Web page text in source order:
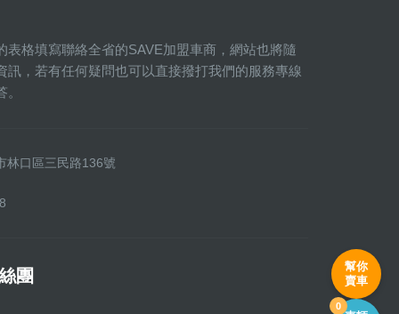
表格填寫聯絡全省的SAVE加盟車商，網站也將隨
訊，若有任何疑問也可以直接撥打我們的服務專線
林口區三民路136號
團
幫你
賣車
0